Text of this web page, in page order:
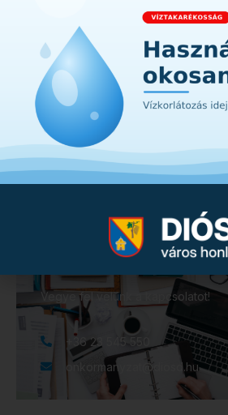
19. Tiszta Sváb című
20. Diósdi Eötvös József Német
és Alapfokú
Iskola főigazgatójának második
véleményezése
21. Szerződéskötés Winhardt
Mihalek Tamás
elnök
Kérdése van?
Vegye fel velünk a kapcsolatot!
+36 23 545 550
onkormanyzat@diosd.hu